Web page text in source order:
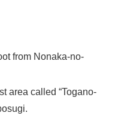
from Nonaka-no-
area called “Togano-